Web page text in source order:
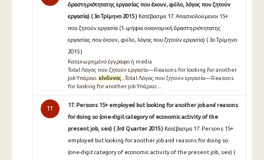
δραστηριότητατης εργασίας που έχουν, φύλο, λόγος που ζητούν
εργασία) ( 3ο Τρίμηνο 2015 ) Κατέβασμα 17. Απασχολούμενοι 15+
που ζητούν εργασία (1-ψήφια οικονομική δραστηριότητατης
εργασίας που έχουν, φύλο, λόγος που ζητούν εργασία) ( 3ο Τρίμηνο
2015 )
Καταχωρημένο έγγραφο ή media
Total Λόγος που ζητούν εργασία—Reasons for looking for another
job Υπάρχει κίνδυνος ...Total Λόγος που ζητούν εργασία—Reasons
for looking for another job Υπάρχει ...
TT
17. Persons 15+ employed but looking for another job and reasons
for doing so (one-digit category of economic activity of the
present job, sex) ( 3rd Quarter 2015 ) Κατέβασμα 17. Persons 15+
employed but looking for another job and reasons for doing so
(one-digit category of economic activity of the present job, sex) (